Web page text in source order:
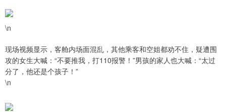
\n
现场视频显示，客舱内场面混乱，其他乘客和空姐都劝不住，疑遭围
攻的女生大喊：“不要推我，打110报警！”男孩的家人也大喊：“太过
分了，他还是个孩子！”
\n